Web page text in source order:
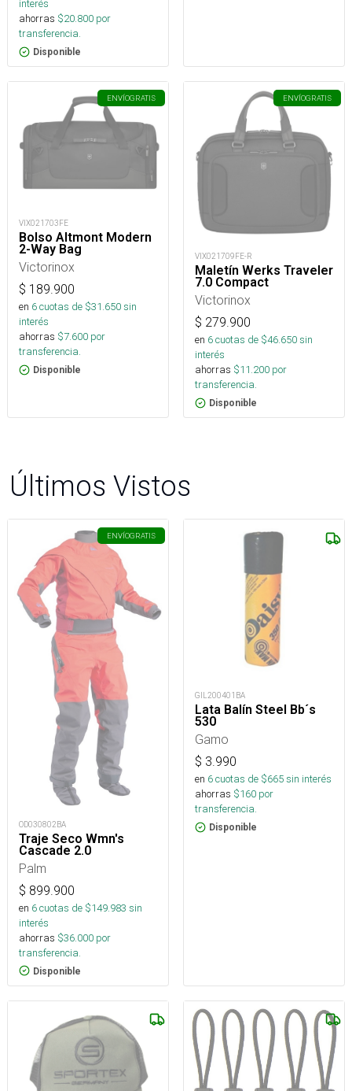
interés
ahorras $20.800 por
transferencia.
Disponible
ENVÍOGRATIS
VIX021703FE
Bolso Altmont Modern
2-Way Bag
Victorinox
$ 189.900
en 6cuotas de $31.650sin
interés
ahorras $7.600 por
transferencia.
Disponible
ENVÍOGRATIS
VIX021709FE-R
Maletín Werks Traveler
7.0 Compact
Victorinox
$ 279.900
en 6cuotas de $46.650sin
interés
ahorras $11.200 por
transferencia.
Disponible
Últimos Vistos
ENVÍOGRATIS
OD030802BA
Traje Seco Wmn's
Cascade 2.0
Palm
$ 899.900
en 6cuotas de $149.983 sin
interés
ahorras $36.000 por
transferencia.
Disponible
GIL200401BA
Lata Balín Steel Bb´s
530
Gamo
$ 3.990
en 6cuotas de $665sin interés
ahorras $160 por
transferencia.
Disponible